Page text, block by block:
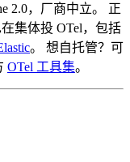
2.0，厂商中立。 正
集体投 OTel，包括
。 想自托管？可
OTel 工具集。